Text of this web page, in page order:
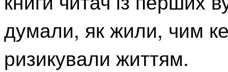
думали, як жили, чим
ризикували життям.